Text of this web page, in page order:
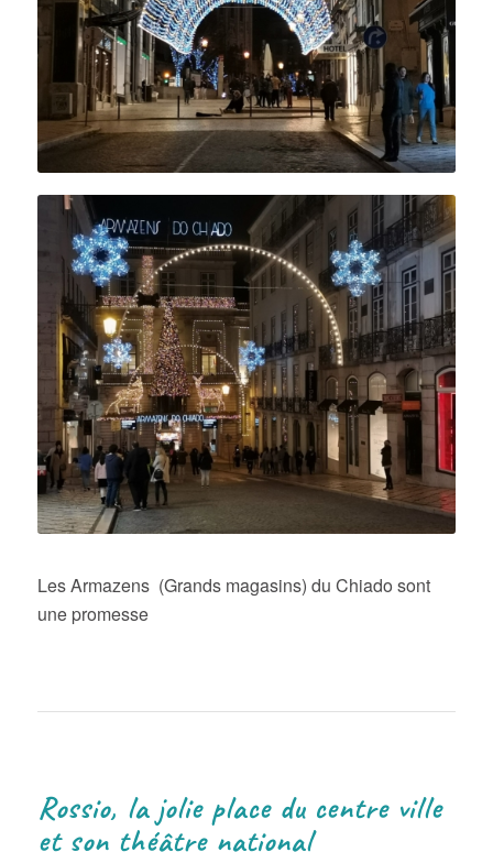
Les Armazens (Grands magasins) du Chiado sont
une promesse
Rossio, la jolie place du centre ville
et son théâtre national